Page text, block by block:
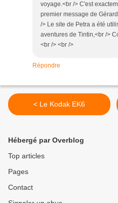
voyage.<br /> C'est
premier message de
/> Le site de Petra a été
aventures de Tintin,<br />
<br /> <br />
Répondre
< Le Kodak EK6
Hébergé par Overblog
Top articles
Pages
Contact